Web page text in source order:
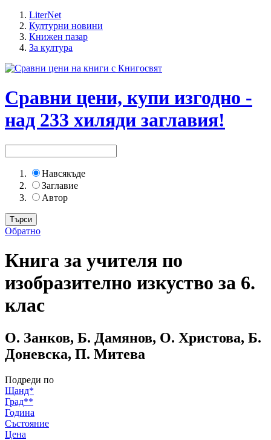
LiterNet
Културни новини
Книжен пазар
За култура
Сравни цени, купи изгодно -
над 233 хиляди заглавия!
Навсякъде
Заглавие
Автор
Обратно
Книга за учителя по
изобразително изкуство за 6.
клас
О. Занков, Б. Дамянов, О. Христова, Б.
Доневска, П. Митева
Подреди по
Щанд*
Град**
Година
Състояние
Цена